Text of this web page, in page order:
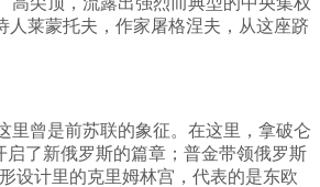
莱蒙托夫，作家屠格涅夫，从这座跻
里曾是前苏联的象征。在这里，拿破仑
了新俄罗斯的篇章；普金带领俄罗斯
设计里的克里姆林宫，代表的是东欧